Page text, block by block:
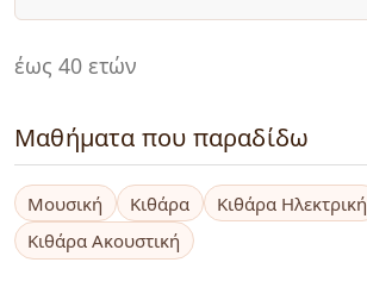
έως 40 ετών
Μαθήματα που παραδίδω
Μουσική Κιθάρα
Κιθάρα Ηλεκτρική
Κιθάρα Ακουστική